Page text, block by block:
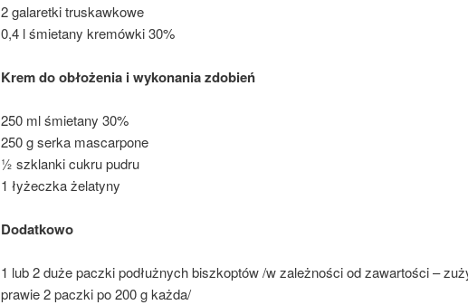
2 galaretki truskawkowe
0,4 l śmietany kremówki 30%
Krem do obłożenia i wykonania zdobień
250 ml śmietany 30%
250 g serka mascarpone
½ szklanki cukru pudru
1 łyżeczka żelatyny
Dodatkowo
1 lub 2 duże paczki podłużnych biszkoptów /w zależności od zawartości –
prawie 2 paczki po 200 g każda/